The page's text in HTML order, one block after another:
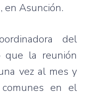
, en Asunción.
del
que la reunión
vez al mes y
en el